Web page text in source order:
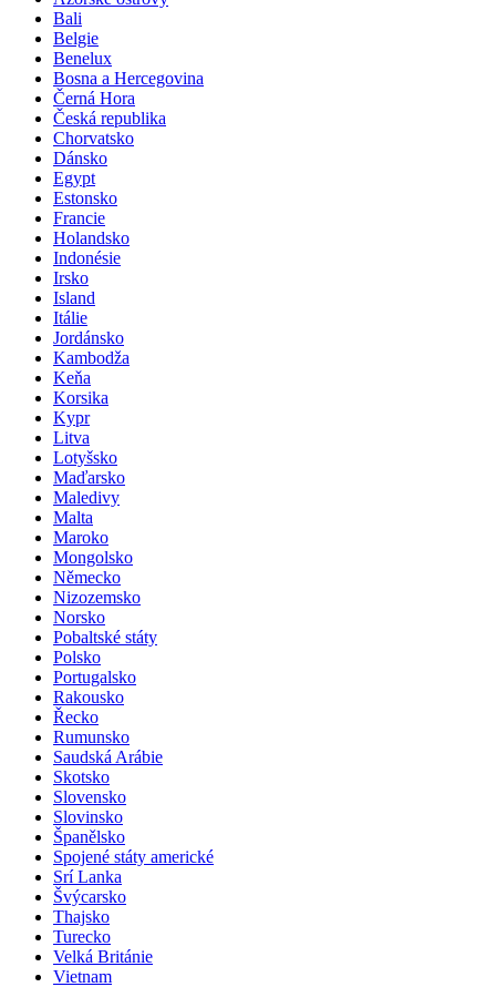
Bali
Belgie
Benelux
Bosna a Hercegovina
Černá Hora
Česká republika
Chorvatsko
Dánsko
Egypt
Estonsko
Francie
Holandsko
Indonésie
Irsko
Island
Itálie
Jordánsko
Kambodža
Keňa
Korsika
Kypr
Litva
Lotyšsko
Maďarsko
Maledivy
Malta
Maroko
Mongolsko
Německo
Nizozemsko
Norsko
Pobaltské státy
Polsko
Portugalsko
Rakousko
Řecko
Rumunsko
Saudská Arábie
Skotsko
Slovensko
Slovinsko
Španělsko
Spojené státy americké
Srí Lanka
Švýcarsko
Thajsko
Turecko
Velká Británie
Vietnam